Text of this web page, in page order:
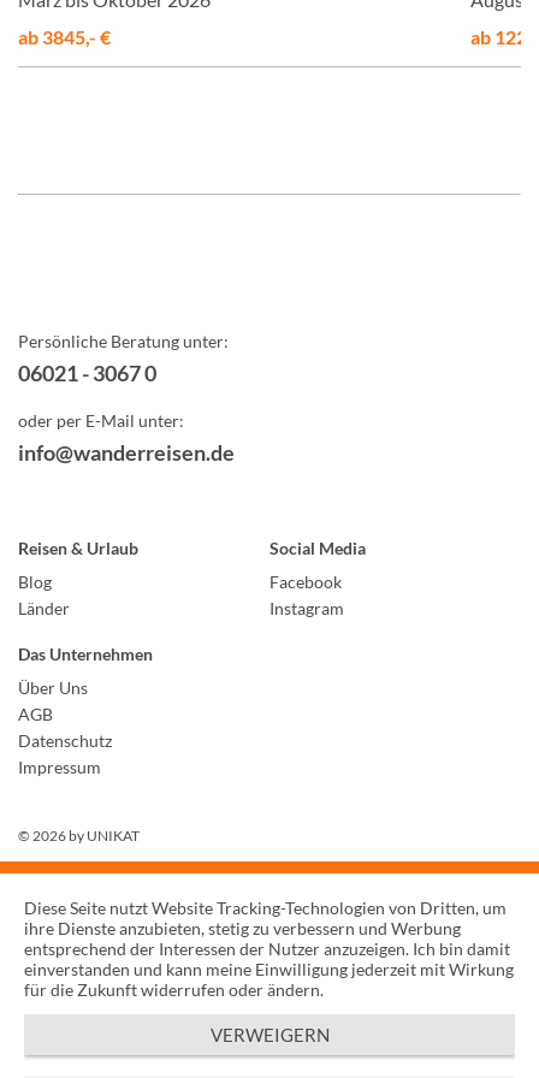
ab 3845,- €
ab
Persönliche Beratung unter:
06021 - 3067 0
oder per E-Mail unter:
info@wanderreisen.de
Reisen & Urlaub
Blog
Länder
Social Media
Facebook
Instagram
Das Unternehmen
Über Uns
AGB
Datenschutz
Impressum
© 2026 by UNIKAT
Diese Seite nutzt Website Tracking-Technologien von Dritten, um
ihre Dienste anzubieten, stetig zu verbessern und Werbung
entsprechend der Interessen der Nutzer anzuzeigen. Ich bin damit
einverstanden und kann meine Einwilligung jederzeit mit Wirkung
für die Zukunft widerrufen oder ändern.
VERWEIGERN